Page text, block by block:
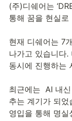
(주)디쉐어는
통해 꿈을 현실
현재 디쉐어는 7
나가고 있습니다
동시에 진행하는
최근에는  AI 내
추는 계기가 되
영입을 통해 명